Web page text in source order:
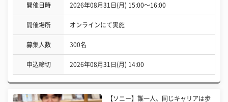
開催日時 2026年08月31日(月) 15:00〜16:00
開催場所 オンラインにて実施
募集人数 300名
申込締切 2026年08月31日(月) 14:00
【ソニー】誰一人、同じキャリアは歩